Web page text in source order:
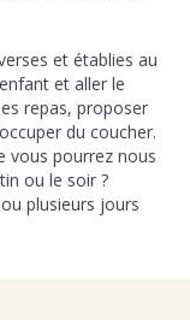
et établies au
et aller le
repas, proposer
du coucher.
vous pourrez nous
ou le soir ?
plusieurs jours